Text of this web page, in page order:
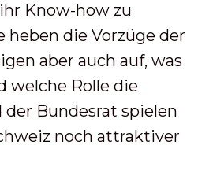
Know-how zu
heben die Vorzüge der
aber auch auf, was
welche Rolle die
Bundesrat spielen
noch attraktiver